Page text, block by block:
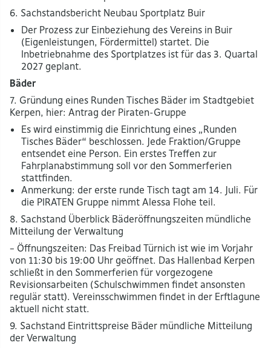
6. Sachstandsbericht Neubau Sportplatz Buir
Der Prozess zur Einbeziehung des Vereins in Buir
(Eigenleistungen, Fördermittel) startet. Die
Inbetriebnahme des Sportplatzes ist für das 3. Quartal
2027 geplant.
Bäder
7. Gründung eines Runden Tisches Bäder im Stadtgebiet
Kerpen, hier: Antrag der Piraten-Gruppe
Es wird einstimmig die Einrichtung eines „Runden
Tisches Bäder“ beschlossen. Jede Fraktion/Gruppe
entsendet eine Person. Ein erstes Treffen zur
Fahrplanabstimmung soll vor den Sommerferien
stattfinden.
Anmerkung: der erste runde Tisch tagt am 14. Juli. Für
die PIRATEN Gruppe nimmt Alessa Flohe teil.
8. Sachstand Überblick Bäderöffnungszeiten mündliche
Mitteilung der Verwaltung
– Öffnungszeiten: Das Freibad Türnich ist wie im Vorjahr
von 11:30 bis 19:00 Uhr geöffnet. Das Hallenbad Kerpen
schließt in den Sommerferien für vorgezogene
Revisionsarbeiten (Schulschwimmen findet ansonsten
regulär statt). Vereinsschwimmen findet in der Erftlagune
aktuell nicht statt.
9. Sachstand Eintrittspreise Bäder mündliche Mitteilung
der Verwaltung